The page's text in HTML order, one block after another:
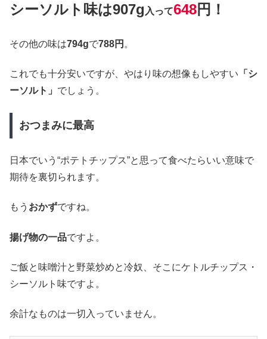
シーソルト味は907g 入って648円！
その他の味は794gで788円 。
これでも十分安いですが、やはり味の想像もしやすい 「シ
ーソルト」 でしょう。
おつまみに最高
日本でいう“ポテトチップス”と思って食べたらいい意味で
期待を裏切られます。
もう おかずですね。
揚げ物の一品ですよ。
ご飯と味噌汁と野菜炒めと冷奴、そこにケトルチップス・
シーソルト味ですよ。
余計なものは一切入っていません。